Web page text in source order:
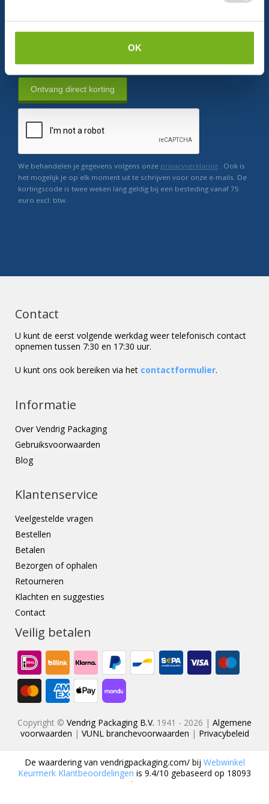
OK
Krijg af en toe mails van ons
Ontvang direct korting
We behandelen je gegevens volgens onze privacyverklaring . Ook is
het mogelijk je op elk moment uit te schrijven voor onze e-mails. De
kortingscode is twee weken lang geldig bij een besteding vanaf 75
euro excl. btw.
Contact
U kunt de eerst volgende werkdag weer telefonisch contact
opnemen tussen 7:30 en 17:30 uur.
U kunt ons ook bereiken via het contactformulier.
Informatie
Over Vendrig Packaging
Gebruiksvoorwaarden
Blog
Klantenservice
Veelgestelde vragen
Bestellen
Betalen
Bezorgen of ophalen
Retourneren
Klachten en suggesties
Contact
Veilig betalen
Copyright © Vendrig Packaging B.V. 1941 - 2026 | Algemene
voorwaarden | VUNL branchevoorwaarden | Privacybeleid
De waardering van vendrigpackaging.com/bij Webwinkel
Keurmerk Klantbeoordelingen is 9.4/10 gebaseerd op 18093
reviews.